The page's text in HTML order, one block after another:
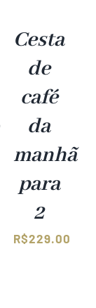
Cesta
de
café
da
manhã
para
2
R$229.00